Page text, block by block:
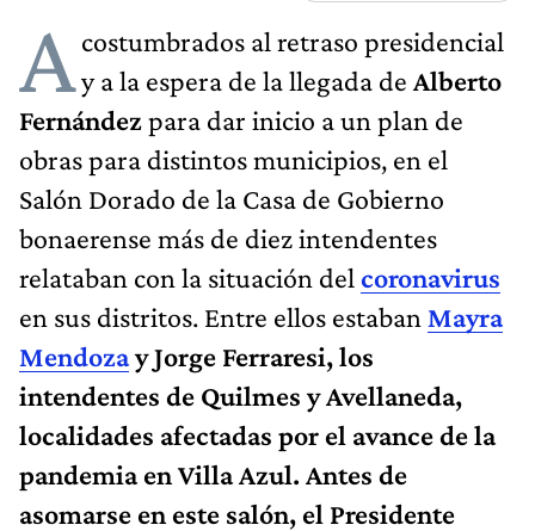
Acostumbrados al retraso presidencial
y a la espera de la llegada de Alberto
Fernándezpara dar inicio a un plan de
obras para distintos municipios, en el
Salón Dorado de la Casa de Gobierno
bonaerense más de diez intendentes
relataban con la situación del coronavirus
en sus distritos. Entre ellos estaban Mayra
Mendozay Jorge Ferraresi, los
intendentes de Quilmes y Avellaneda,
localidades afectadas por el avance de la
pandemia en Villa Azul. Antes de
asomarse en este salón, el Presidente